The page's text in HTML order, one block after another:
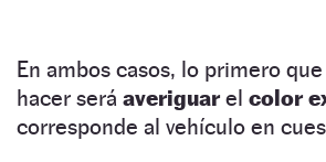
En ambos casos, lo primero
hacer será averiguarel color
corresponde al vehículo en